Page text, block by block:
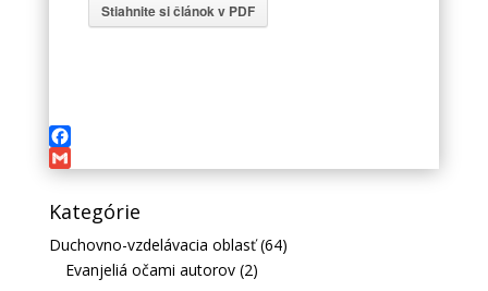
Stiahnite si článok v PDF
Facebook
Gmail
Kategórie
Duchovno-vzdelávacia oblasť(64)
Evanjeliá očami autorov(2)